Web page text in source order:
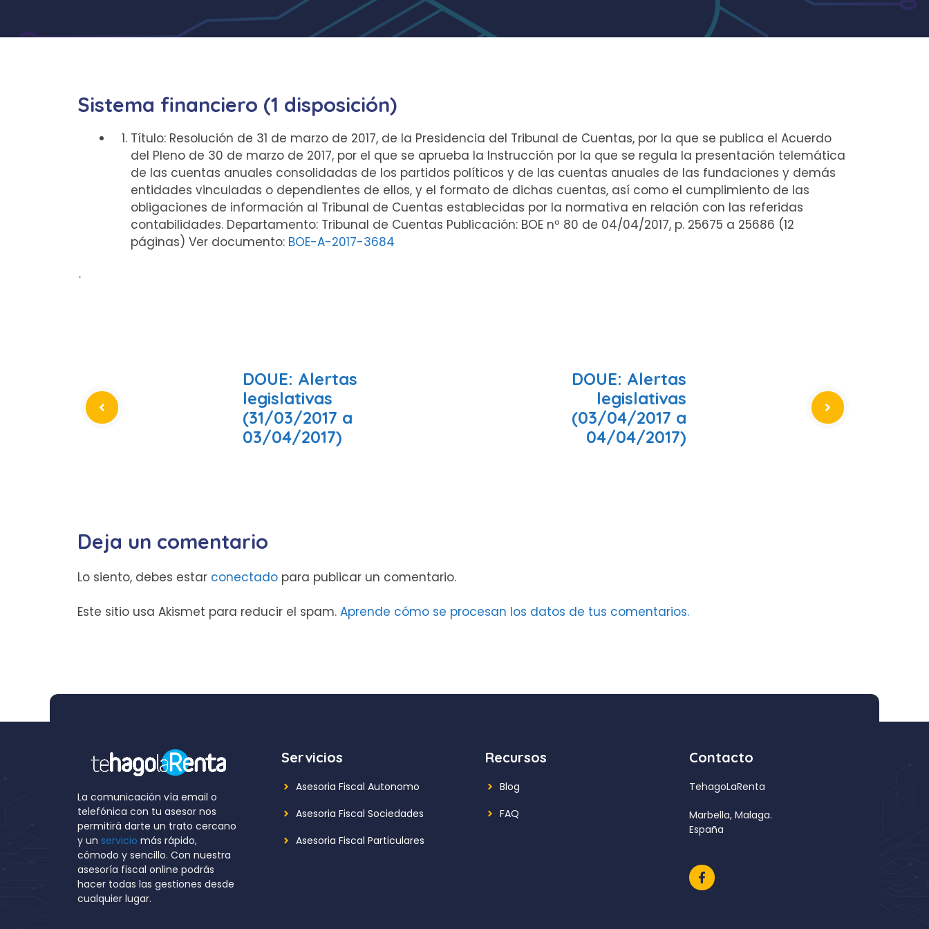
Sistema financiero (1 disposición)
Título: Resolución de 31 de marzo de 2017, de la Presidencia del Tribunal de Cuentas, por la que se publica el Acuerdo
del Pleno de 30 de marzo de 2017, por el que se aprueba la Instrucción por la que se regula la presentación telemática
de las cuentas anuales consolidadas de los partidos políticos y de las cuentas anuales de las fundaciones y demás
entidades vinculadas o dependientes de ellos, y el formato de dichas cuentas, así como el cumplimiento de las
obligaciones de información al Tribunal de Cuentas establecidas por la normativa en relación con las referidas
contabilidades. Departamento: Tribunal de Cuentas Publicación: BOE nº 80 de 04/04/2017, p. 25675 a 25686 (12
páginas) Ver documento: BOE-A-2017-3684
ᐧ
DOUE: Alertas
legislativas
(31/03/2017 a
03/04/2017)
DOUE: Alertas
legislativas
(03/04/2017 a
04/04/2017)
Deja un comentario
Lo siento, debes estar conectado para publicar un comentario.
Este sitio usa Akismet para reducir el spam. Aprende cómo se procesan los datos de tus comentarios.
La comunicación vía email o
telefónica con tu asesor nos
permitirá darte un trato cercano
y un servicio más rápido,
cómodo y sencillo. Con nuestra
asesoría fiscal online podrás
hacer todas las gestiones desde
cualquier lugar.
Servicios
Asesoria Fiscal Autonomo
Asesoria Fiscal Sociedades
Asesoria Fiscal Particulares
Recursos
Blog
FAQ
Contacto
TehagoLaRenta
Marbella, Malaga.
España